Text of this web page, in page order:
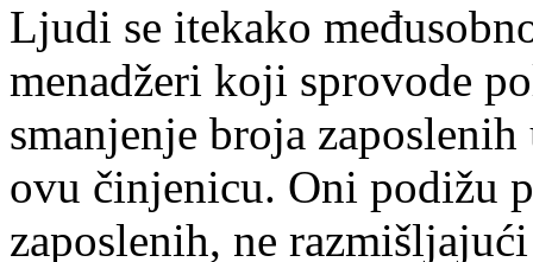
Ljudi se itekako
menadžeri koji sprovode
smanjenje broja
ovu činjenicu. Oni podižu
zaposlenih, ne